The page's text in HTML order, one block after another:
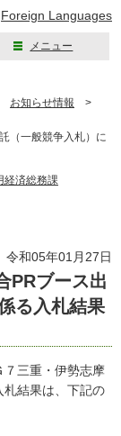
Foreign Languages
メニュー
お知らせ情報 >
（一般競争入札）に
経済総務課
令和05年01月27日
PRブース出
る入札結果
三重・伊勢志摩
札結果は、下記の